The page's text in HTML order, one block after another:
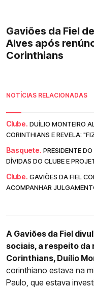
Gaviões da Fiel
Alves após
Corinthians
NOTÍCIAS RELACIONADAS
Clube. DUÍLIO MONTEIRO
CORINTHIANS E REVELA:
Basquete. PRESIDENTE
DÍVIDAS DO CLUBE E
Clube. GAVIÕES DA FIEL
ACOMPANHAR
A Gaviões da Fiel
sociais, a respeito
Corinthians, Duílio
corinthiano estava na
Paulo, que estava